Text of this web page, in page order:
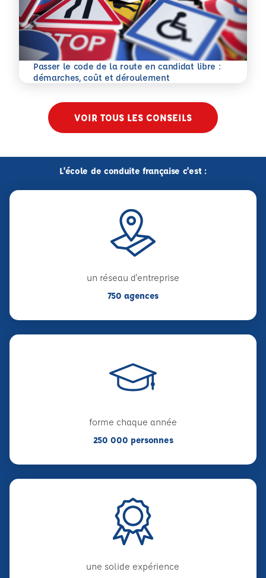
Passer le code de la route en candidat libre :
démarches, coût et déroulement
En savoir plus
VOIR TOUS LES CONSEILS
L'école de conduite française c'est :
un réseau d'entreprise
750 agences
forme chaque année
250 000 personnes
une solide expérience